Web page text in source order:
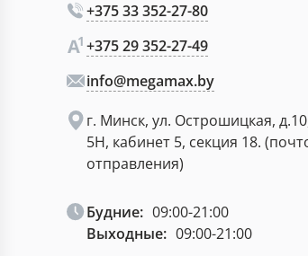
+375 33 352-27-80
+375 29 352-27-49
info@megamax.by
г. Минск, ул. Острошицкая,
5Н, кабинет 5, секция 18.
отправления)
Будние: 09:00-21:00
Выходные: 09:00-21:00